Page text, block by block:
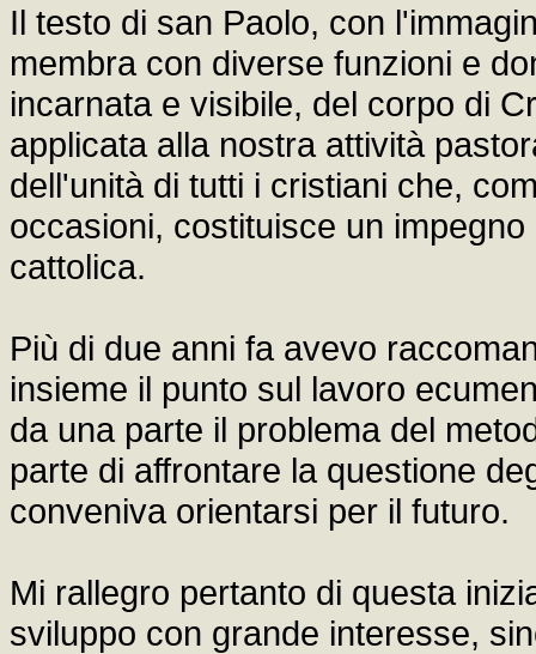
Il testo di san Paolo, con
membra con diverse funzioni e
incarnata e visibile, del corpo di
applicata alla nostra attività
dell'unità di tutti i cristiani che,
occasioni, costituisce un
cattolica.
Più di due anni fa avevo
insieme il punto sul lavoro
da una parte il problema del
parte di affrontare la questione
conveniva orientarsi per il futuro.
Mi rallegro pertanto di questa
sviluppo con grande interesse,